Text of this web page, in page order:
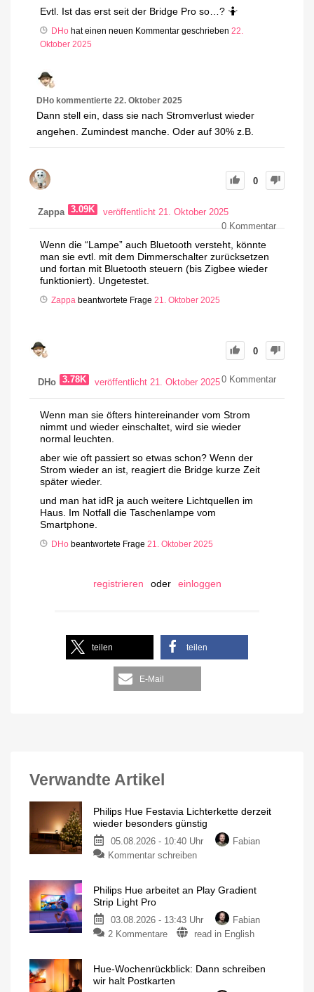
Evtl. Ist das erst seit der Bridge Pro so…? 🤷
DHo hat einen neuen Kommentar geschrieben 22.
Oktober 2025
DHo kommentierte 22. Oktober 2025
Dann stell ein, dass sie nach Stromverlust wieder
angehen. Zumindest manche. Oder auf 30% z.B.
0
Zappa 3.09K
veröffentlicht 21. Oktober 2025
0Kommentar
Wenn die “Lampe” auch Bluetooth versteht, könnte
man sie evtl. mit dem Dimmerschalter zurücksetzen
und fortan mit Bluetooth steuern (bis Zigbee wieder
funktioniert). Ungetestet.
Zappa beantwortete Frage 21. Oktober 2025
0
DHo 3.78K veröffentlicht 21. Oktober 20250 Kommentar
Wenn man sie öfters hintereinander vom Strom
nimmt und wieder einschaltet, wird sie wieder
normal leuchten.
aber wie oft passiert so etwas schon? Wenn der
Strom wieder an ist, reagiert die Bridge kurze Zeit
später wieder.
und man hat idR ja auch weitere Lichtquellen im
Haus. Im Notfall die Taschenlampe vom
Smartphone.
DHo beantwortete Frage 21. Oktober 2025
registrieren oder einloggen
teilen teilen
E-Mail
Verwandte Artikel
Philips Hue Festavia Lichterkette derzeit
wieder besonders günstig
05.08.2026 - 10:40 Uhr
Fabian
Kommentar schreiben
Philips Hue arbeitet an Play Gradient
Strip Light Pro
03.08.2026 - 13:43 Uhr
Fabian
2 Kommentare
read in English
Hue-Wochenrückblick: Dann schreiben
wir halt Postkarten